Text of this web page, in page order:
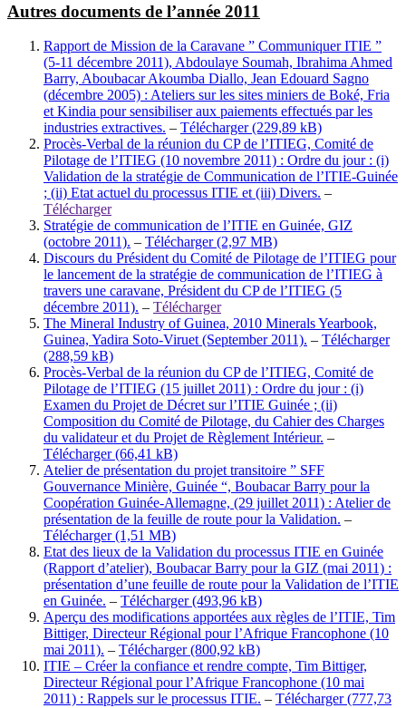
Autres documents de l’année 2011
Rapport de Mission de la Caravane ” Communiquer ITIE ”
(5-11 décembre 2011), Abdoulaye Soumah, Ibrahima Ahmed
Barry, Aboubacar Akoumba Diallo, Jean Edouard Sagno
(décembre 2005) : Ateliers sur les sites miniers de Boké, Fria
et Kindia pour sensibiliser aux paiements effectués par les
industries extractives. – Télécharger
Procès-Verbal de la réunion du CP de l’ITIEG, Comité de
Pilotage de l’ITIEG (10 novembre 2011) : Ordre du jour : (i)
Validation de la stratégie de Communication de l’ITIE-Guinée
; (ii) Etat actuel du processus ITIE et (iii) Divers. –
Télécharger
Stratégie de communication de l’ITIE en Guinée, GIZ
(octobre 2011). – Télécharger
Discours du Président du Comité de Pilotage de l’ITIEG pour
le lancement de la stratégie de communication de l’ITIEG à
travers une caravane, Président du CP de l’ITIEG (5
décembre 2011). – Télécharger
The Mineral Industry of Guinea, 2010 Minerals Yearbook,
Guinea, Yadira Soto-Viruet (September 2011). – Télécharger
Procès-Verbal de la réunion du CP de l’ITIEG, Comité de
Pilotage de l’ITIEG (15 juillet 2011) : Ordre du jour : (i)
Examen du Projet de Décret sur l’ITIE Guinée ; (ii)
Composition du Comité de Pilotage, du Cahier des Charges
du validateur et du Projet de Règlement Intérieur. –
Télécharger
Atelier de présentation du projet transitoire ” SFF
Gouvernance Minière, Guinée “, Boubacar Barry pour la
Coopération Guinée-Allemagne, (29 juillet 2011) : Atelier de
présentation de la feuille de route pour la Validation. –
Télécharger
Etat des lieux de la Validation du processus ITIE en Guinée
(Rapport d’atelier), Boubacar Barry pour la GIZ (mai 2011) :
présentation d’une feuille de route pour la Validation de l’ITIE
en Guinée. – Télécharger
Aperçu des modifications apportées aux règles de l’ITIE, Tim
Bittiger, Directeur Régional pour l’Afrique Francophone (10
mai 2011). – Télécharger
ITIE – Créer la confiance et rendre compte, Tim Bittiger,
Directeur Régional pour l’Afrique Francophone (10 mai
2011) : Rappels sur le processus ITIE. – Télécharger